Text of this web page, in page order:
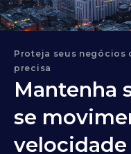
Proteja seus negócios
precisa
Mantenha
se